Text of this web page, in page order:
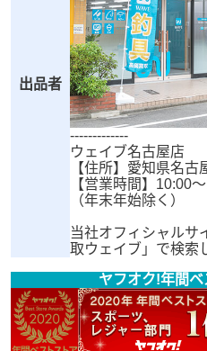
出品者
-------------
ウェイブ名古屋店
【住所】愛知県名
【営業時間】10:00
（年末年始除く）
当社オフィシャルサ
取ウェイブ」で検索
ヤフオク!年間